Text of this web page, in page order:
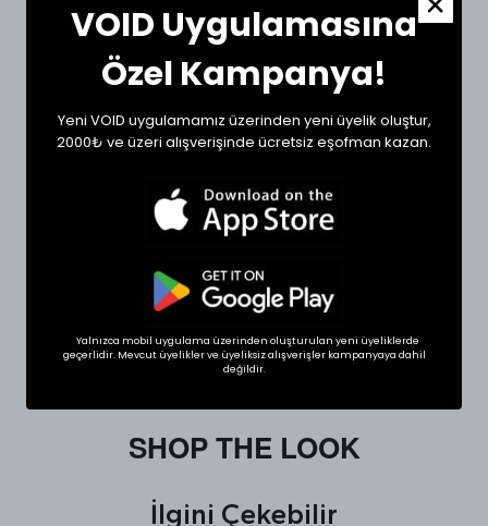
Medium 62 63
Large 69 65
XLarge 70 66
BEDEN VE UYUMLULUK
Tekstil ürünlerinde beden seçimi modellere göre
dolabınızdaki beğendiğiniz bir ürünün ölçülerini alıp
karşılaştırabilirsiniz.
* Ölçülerde +1/-1 cm farklılık olabilir.
SHOP THE LOOK
İlgini Çekebilir
VOID Uygulamasına
Özel Kampanya!
Yeni VOID uygulamamız üzerinden yeni üyelik oluştur,
2000₺ ve üzeri alışverişinde ücretsiz eşofman kazan.
Yalnızca mobil uygulama üzerinden oluşturulan yeni üyeliklerde
geçerlidir. Mevcut üyelikler ve üyeliksiz alışverişler kampanyaya dahil
değildir.